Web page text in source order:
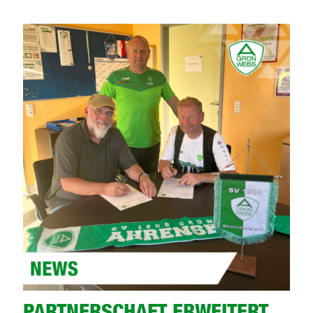
zum
Jubiläum